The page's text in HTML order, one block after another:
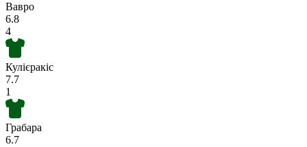
Вавро
6.8
4
Кулієракіс
7.7
1
Грабара
6.7